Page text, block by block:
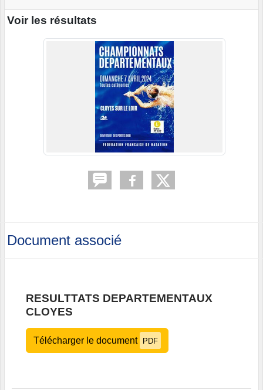
Voir les résultats
Document associé
RESULTTATS DEPARTEMENTAUX
CLOYES
Télécharger le document PDF